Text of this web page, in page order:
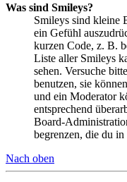
Was sind Smileys?
Smileys sind kleine
ein Gefühl
kurzen Code, z. B.
Liste aller Smileys
sehen. Versuche
benutzen, sie
und ein Moderator
entsprechend
Board-
begrenzen, die du
Nach oben